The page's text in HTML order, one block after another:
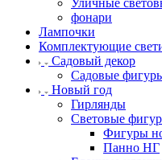
Уличные
фонари
Лампочки
Комплектующие
Садовый декор
Садовые
Новый год
Гирлянды
Световые
Фигуры
Панно НГ